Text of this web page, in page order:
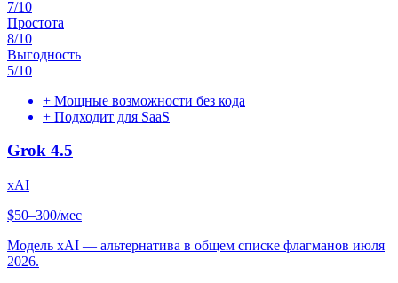
7/10
Простота
8/10
Выгодность
5/10
+ Мощные возможности без кода
+ Подходит для SaaS
Grok 4.5
xAI
$50–300/мес
Модель xAI — альтернатива в общем списке флагманов июля
2026.